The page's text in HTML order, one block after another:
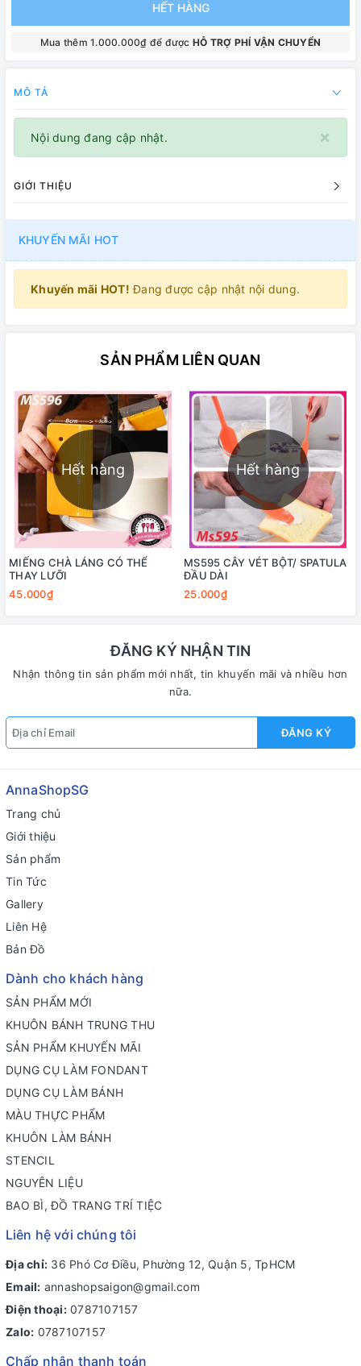
HẾT HÀNG
Mua thêm 1.000.000₫ để được HỖ TRỢ PHÍ VẬN CHUYỂN
MÔ TẢ
×
Nội dung đang cập nhật.
GIỚI THIỆU
KHUYẾN MÃI HOT
Khuyến mãi HOT! Đang được cập nhật nội dung.
SẢN PHẨM LIÊN QUAN
Hết hàng
MIẾNG CHÀ LÁNG CÓ THỂ
THAY LƯỠI
45.000₫
Hết hàng
MS595 CÂY VÉT BỘT/ SPATULA
ĐẦU DÀI
25.000₫
ĐĂNG KÝ NHẬN TIN
Nhận thông tin sản phẩm mới nhất, tin khuyến mãi và nhiều hơn
nữa.
ĐĂNG KÝ
AnnaShopSG
Trang chủ
Giới thiệu
Sản phẩm
Tin Tức
Gallery
Liên Hệ
Bản Đồ
Dành cho khách hàng
SẢN PHẨM MỚI
KHUÔN BÁNH TRUNG THU
SẢN PHẨM KHUYẾN MÃI
DỤNG CỤ LÀM FONDANT
DỤNG CỤ LÀM BÁNH
MÀU THỰC PHẨM
KHUÔN LÀM BÁNH
STENCIL
NGUYÊN LIỆU
BAO BÌ, ĐỒ TRANG TRÍ TIỆC
Liên hệ với chúng tôi
Địa chỉ: 36 Phó Cơ Điều, Phường 12, Quận 5, TpHCM
Email: annashopsaigon@gmail.com
Điện thoại: 0787107157
Zalo: 0787107157
Chấp nhận thanh toán